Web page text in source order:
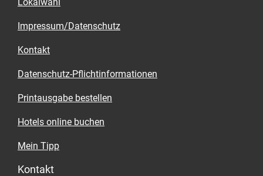
Impressum/Datenschutz
Kontakt
Datenschutz-Pflichtinformationen
Printausgabe bestellen
Hotels online buchen
Mein Tipp
Kontakt